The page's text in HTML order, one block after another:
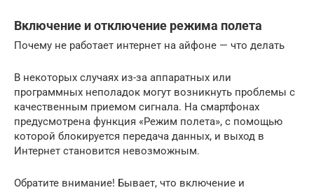
Включение и отключение режима полета
Почему не работает интернет на айфоне — что делать
В некоторых случаях из-за аппаратных или
программных неполадок могут возникнуть проблемы с
качественным приемом сигнала. На смартфонах
предусмотрена функция «Режим полета», с помощью
которой блокируется передача данных, и выход в
Интернет становится невозможным.
Обратите внимание! Бывает, что включение и